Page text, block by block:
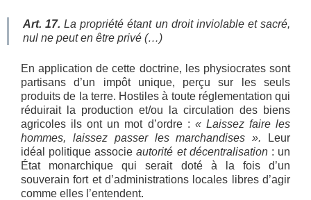
Art. 17. La propriété étant un droit inviolable et sacré,
nul ne peut en être privé (…)
En application de cette doctrine, les physiocrates sont
partisans d’un impôt unique, perçu sur les seuls
produits de la terre. Hostiles à toute réglementation qui
réduirait la production et/ou la circulation des biens
agricoles ils ont un mot d’ordre : « Laissez faire les
hommes, laissez passer les marchandises ».
Leur
idéal politique associeautorité et décentralisation : un
État monarchique qui serait doté à la fois d’un
souverain fort et d’administrations locales libres d’agir
comme elles l’entendent.